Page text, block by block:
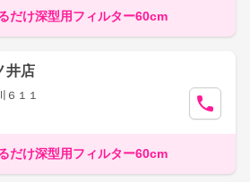
だけ深型用フィルター60cm
井店
６１１
だけ深型用フィルター60cm